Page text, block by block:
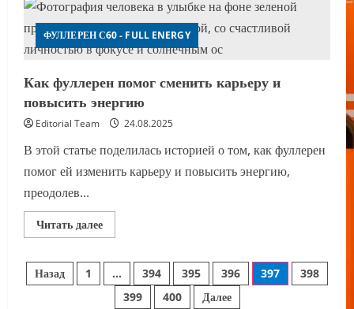
помог
мне
избавиться
от
болезней
ФУЛЛЕРЕН С60 - FULL ENERGY
Как фуллерен помог сменить карьеру и
повысить энергию
Editorial Team 24.08.2025
В этой статье поделилась историей о том, как фуллерен
помог ей изменить карьеру и повысить энергию,
преодолев...
Читать далееПрочитать
больше
фуллерен
помог
сменить
карьеру
Пагинация
Назад 1 … 394 395 396 397
398
399
400 Далее